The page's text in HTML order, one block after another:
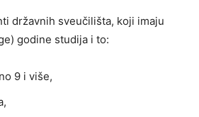
državnih sveučilišta, koji imaju
godine studija i to:
9 i više,